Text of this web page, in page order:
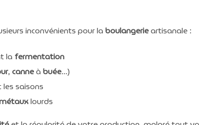
inconvénients pour laboulangerieartisanale :
la fermentation
, canneàbuée...)
saisons
lourds